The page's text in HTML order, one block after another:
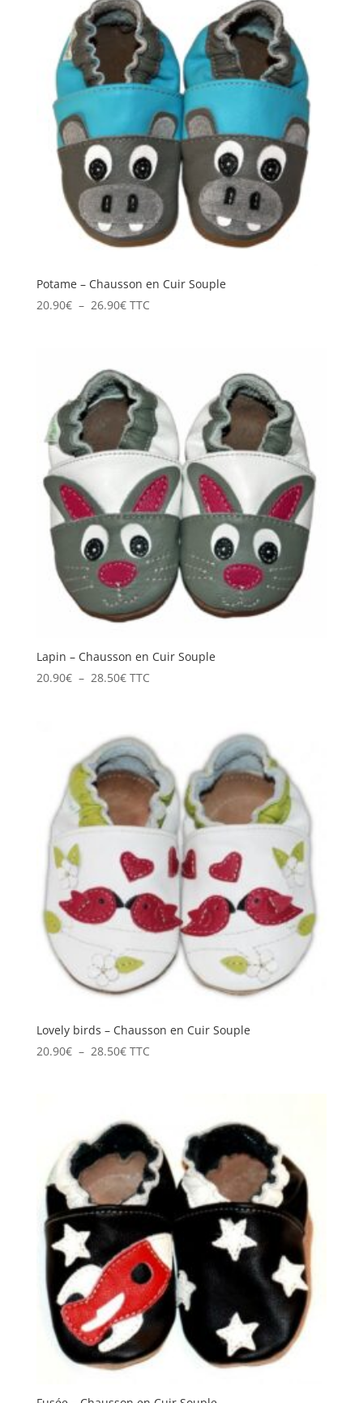
24.50€.19.90€.
Potame – Chausson en Cuir Souple
20.90€ – 26.90€Plage
à
26.90€
TTC
Lapin – Chausson en Cuir Souple
20.90€ – 28.50€Plage
20.90€
à
28.50€
TTC
Lovely birds – Chausson en Cuir Souple
20.90€ – 28.50€Plage
à
28.50€
TTC